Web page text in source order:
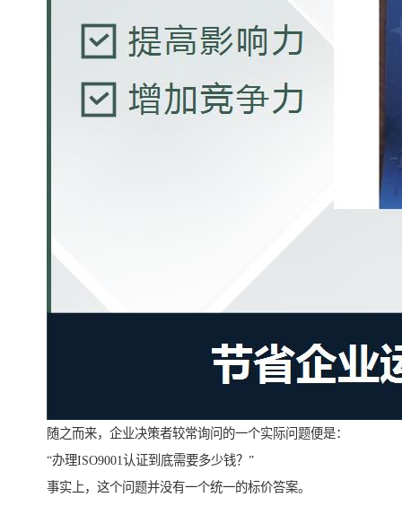
随之而来，企业决策者较常询问的一个实际问题便是：
“办理ISO9001认证到底需要多少钱？”
事实上，这个问题并没有一个统一的标价答案。